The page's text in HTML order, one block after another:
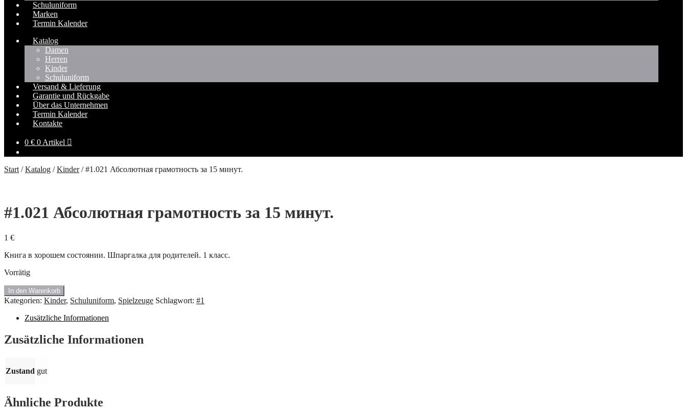
Schuluniform
Marken
Termin Kalender
Katalog
Damen
Herren
Kinder
Schuluniform
Versand & Lieferung
Garantie und Rückgabe
Über das Unternehmen
Termin Kalender
Kontakte
0 € 0 Artikel
Start /Katalog /Kinder/#1.021 Абсолютная грамотность за 15 минут.
#1.021 Абсолютная грамотность за 15 минут.
1 €
Книга в хорошем состоянии. Шпаргалка для родителей. 1 класс.
Vorrätig
#1.021
Абсолютная
грамотность
минут.
Menge
In den Warenkorb
Kategorien: Kinder, Schuluniform, Spielzeuge Schlagwort: #1
Zusätzliche Informationen
Zusätzliche Informationen
Zustand gut
Ähnliche Produkte